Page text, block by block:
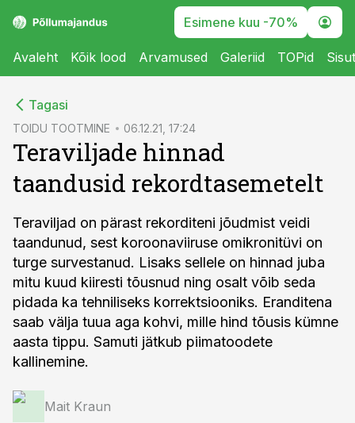
Esimene kuu -70%
Avaleht Kõik lood Arvamused Galeriid TOPid
Tagasi
TOIDU TOOTMINE 06.12.21, 17:24
Teraviljade hinnad
taandusid rekordtasemetelt
Teraviljad on pärast rekorditeni jõudmist veidi
taandunud, sest koroonaviiruse omikronitüvi on
turge survestanud. Lisaks sellele on hinnad juba
mitu kuud kiiresti tõusnud ning osalt võib seda
pidada ka tehniliseks korrektsiooniks. Eranditena
saab välja tuua aga kohvi, mille hind tõusis kümne
aasta tippu. Samuti jätkub piimatoodete
kallinemine.
Mait Kraun